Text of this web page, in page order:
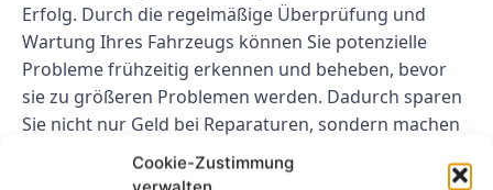
Cookie-Zustimmung
Erfolg. Durch die regelmäßige Überprüfung und
Wartung Ihres Fahrzeugs können Sie potenzielle
Probleme frühzeitig erkennen und beheben, bevor
sie zu größeren Problemen werden. Dadurch sparen
Sie nicht nur Geld bei Reparaturen, sondern machen
den Inspektionsprozess auch reibungsloser und
kostengünstiger.